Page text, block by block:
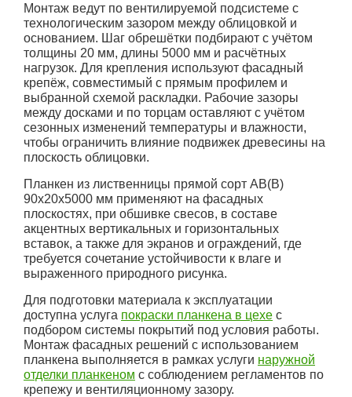
Монтаж ведут по вентилируемой подсистеме с
технологическим зазором между облицовкой и
основанием. Шаг обрешётки подбирают с учётом
толщины 20 мм, длины 5000 мм и расчётных
нагрузок. Для крепления используют фасадный
крепёж, совместимый с прямым профилем и
выбранной схемой раскладки. Рабочие зазоры
между досками и по торцам оставляют с учётом
сезонных изменений температуры и влажности,
чтобы ограничить влияние подвижек древесины на
плоскость облицовки.
Планкен из лиственницы прямой сорт АВ(В)
90x20x5000 мм применяют на фасадных
плоскостях, при обшивке свесов, в составе
акцентных вертикальных и горизонтальных
вставок, а также для экранов и ограждений, где
требуется сочетание устойчивости к влаге и
выраженного природного рисунка.
Для подготовки материала к эксплуатации
доступна услуга покраски планкена в цехе с
подбором системы покрытий под условия работы.
Монтаж фасадных решений с использованием
планкена выполняется в рамках услуги наружной
отделки планкеном с соблюдением регламентов по
крепежу и вентиляционному зазору.